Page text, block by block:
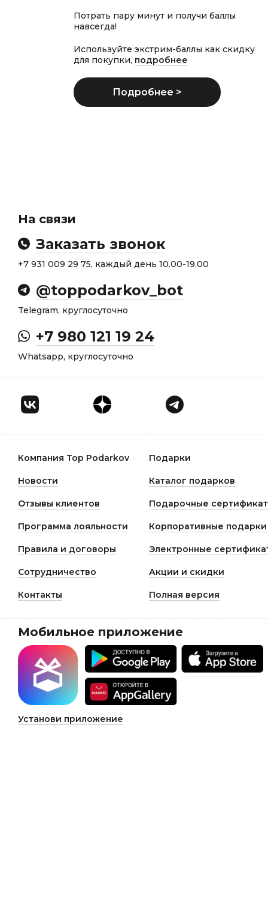
Потрать пару минут и получи баллы
навсегда!
Используйте экстрим-баллы как скидку
для покупки, подробнее
На связи
Заказать звонок
+7 931 009 29 75, каждый день 10.00-19.00
@toppodarkov_bot
Telegram, круглосуточно
+7 980 121 19 24
Whatsapp, круглосуточно
Компания Top Podarkov Подарки
Новости Каталог подарков
Отзывы клиентов Подарочные
Программа лояльности Корпоративные подарки
Правила и договоры Электронные
Сотрудничество Акции и скидки
Контакты Полная версия
Мобильное приложение
Установи приложение